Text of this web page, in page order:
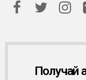
Получай